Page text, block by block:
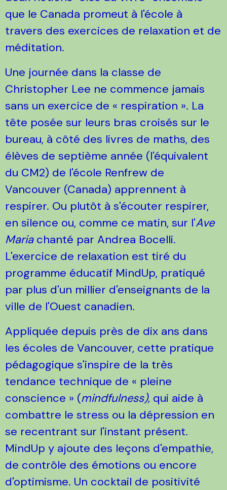
Une journée dans la classe de
Christopher Lee ne commence jamais
sans un exercice de « respiration ». La
tête posée sur leurs bras croisés sur le
bureau, à côté des livres de maths, des
élèves de septième année (l'équivalent
du CM2) de l'école Renfrew de
Vancouver (Canada) apprennent à
respirer. Ou plutôt à s'écouter respirer,
en silence ou, comme ce matin, sur l'Ave
Mariachanté par Andrea Bocelli.
L'exercice de relaxation est tiré du
programme éducatif MindUp, pratiqué
par plus d'un millier d'enseignants de la
ville de l'Ouest canadien.
Appliquée depuis près de dix ans dans
les écoles de Vancouver, cette pratique
pédagogique s'inspire de la très
tendance technique de « pleine
conscience » (mindfulness), qui aide à
combattre le stress ou la dépression en
se recentrant sur l'instant présent.
MindUp y ajoute des leçons d'empathie,
de contrôle des émotions ou encore
d'optimisme. Un cocktail de positivité